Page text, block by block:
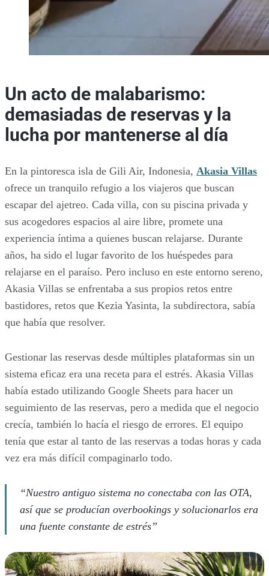
Un acto de malabarismo:
demasiadas de reservas y la
lucha por mantenerse al día
En la pintoresca isla de Gili Air, Indonesia, Akasia Villas
ofrece un tranquilo refugio a los viajeros que buscan
escapar del ajetreo. Cada villa, con su piscina privada y
sus acogedores espacios al aire libre, promete una
experiencia íntima a quienes buscan relajarse. Durante
años, ha sido el lugar favorito de los huéspedes para
relajarse en el paraíso. Pero incluso en este entorno sereno,
Akasia Villas se enfrentaba a sus propios retos entre
bastidores, retos que Kezia Yasinta, la subdirectora, sabía
que había que resolver.
Gestionar las reservas desde múltiples plataformas sin un
sistema eficaz era una receta para el estrés. Akasia Villas
había estado utilizando Google Sheets para hacer un
seguimiento de las reservas, pero a medida que el negocio
crecía, también lo hacía el riesgo de errores. El equipo
tenía que estar al tanto de las reservas a todas horas y cada
vez era más difícil compaginarlo todo.
“Nuestro antiguo sistema no conectaba con las OTA,
así que se producían overbookings y solucionarlos era
una fuente constante de estrés”